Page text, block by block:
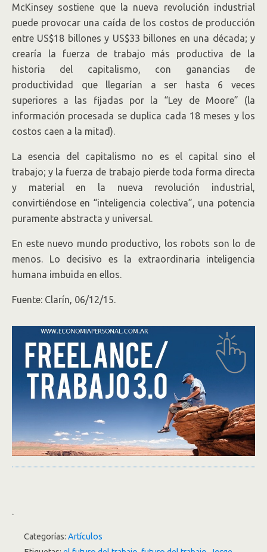
McKinsey sostiene que la nueva revolución industrial
puede provocar una caída de los costos de producción
entre US$18 billones y US$33 billones en una década; y
crearía la fuerza de trabajo más productiva de la
historia del capitalismo, con ganancias de
productividad que llegarían a ser hasta 6 veces
superiores a las fijadas por la “Ley de Moore” (la
información procesada se duplica cada 18 meses y los
costos caen a la mitad).
La esencia del capitalismo no es el capital sino el
trabajo; y la fuerza de trabajo pierde toda forma directa
y material en la nueva revolución industrial,
convirtiéndose en “inteligencia colectiva”, una potencia
puramente abstracta y universal.
En este nuevo mundo productivo, los robots son lo de
menos. Lo decisivo es la extraordinaria inteligencia
humana imbuida en ellos.
Fuente: Clarín, 06/12/15.
.
Categorías: Artículos